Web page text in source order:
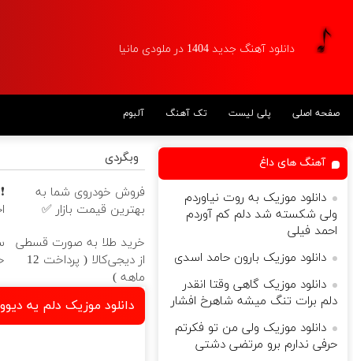
دانلود آهنگ جدید 1404 در ملودی مانیا
صفحه اصلی پلی لیست تک آهنگ آلبوم
وبگردی
فروش خودروی شما به
بهترین قیمت بازار ✅
خرید طلا به صورت قسطی
از دیجی‌کالا ( پرداخت 12
ماهه )
دانلود موزیک دلم یه
آهنگ های داغ
دانلود موزیک به روت نیاوردم
ولی شکسته شد دلم کم آوردم
احمد فیلی
دانلود موزیک بارون حامد اسدی
دانلود موزیک گاهی وقتا انقدر
دلم برات تنگ میشه شاهرخ افشار
دانلود موزیک ولی من تو فکرتم
حرفی ندارم برو مرتضی دشتی